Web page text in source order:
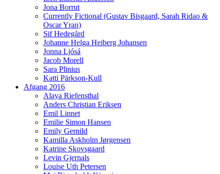
Jona Borrut
Currently Fictional (Gustav Bisgaard, Sarah Ridao &
Oscar Yran)
Sif Hedegård
Johanne Helga Heiberg Johansen
Jonna Ljósá
Jacob Morell
Sara Plinius
Katti Pärkson-Kull
Afgang 2016
Alaya Riefensthal
Anders Christian Eriksen
Emil Linnet
Emilie Simon Hansen
Emily Gernild
Kamilla Askholm Jørgensen
Katrine Skovsgaard
Levin Gjernals
Louise Uth Petersen